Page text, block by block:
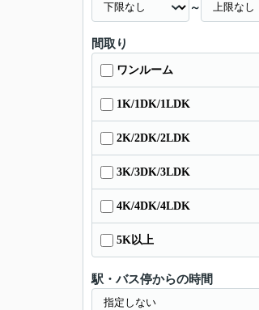
～
間取り
ワンルーム
1K/1DK/1LDK
2K/2DK/2LDK
3K/3DK/3LDK
4K/4DK/4LDK
5K以上
駅・バス停からの時間